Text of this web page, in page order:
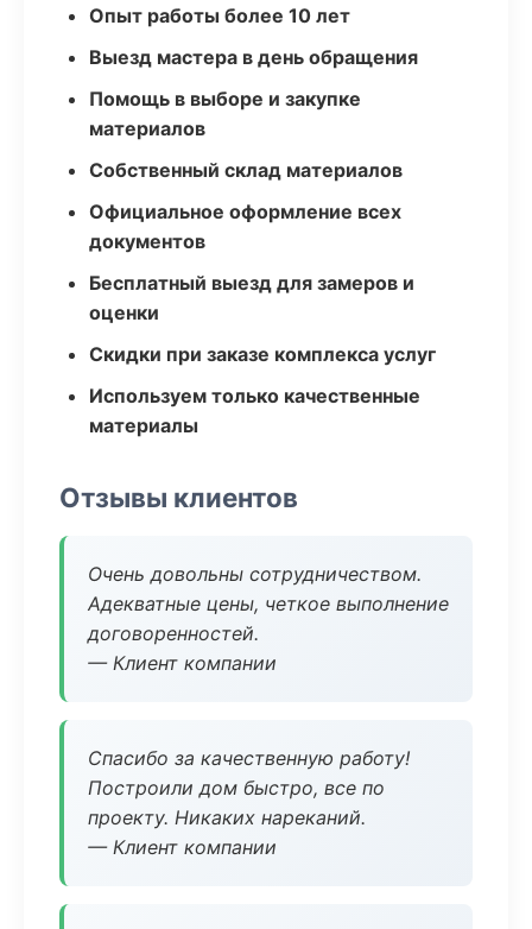
Опыт работы более 10 лет
Выезд мастера в день обращения
Помощь в выборе и закупке
материалов
Собственный склад материалов
Официальное оформление всех
документов
Бесплатный выезд для замеров и
оценки
Скидки при заказе комплекса услуг
Используем только качественные
материалы
Отзывы клиентов
Очень довольны сотрудничеством.
Адекватные цены, четкое выполнение
договоренностей.
— Клиент компании
Спасибо за качественную работу!
Построили дом быстро, все по
проекту. Никаких нареканий.
— Клиент компании